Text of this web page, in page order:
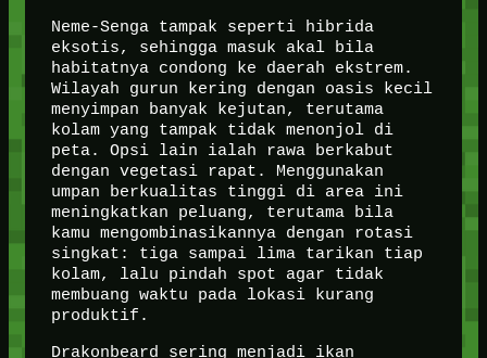
Neme-Senga tampak seperti hibrida
eksotis, sehingga masuk akal bila
habitatnya condong ke daerah ekstrem.
Wilayah gurun kering dengan oasis kecil
menyimpan banyak kejutan, terutama
kolam yang tampak tidak menonjol di
peta. Opsi lain ialah rawa berkabut
dengan vegetasi rapat. Menggunakan
umpan berkualitas tinggi di area ini
meningkatkan peluang, terutama bila
kamu mengombinasikannya dengan rotasi
singkat: tiga sampai lima tarikan tiap
kolam, lalu pindah spot agar tidak
membuang waktu pada lokasi kurang
produktif.
Drakonbeard sering menjadi ikan